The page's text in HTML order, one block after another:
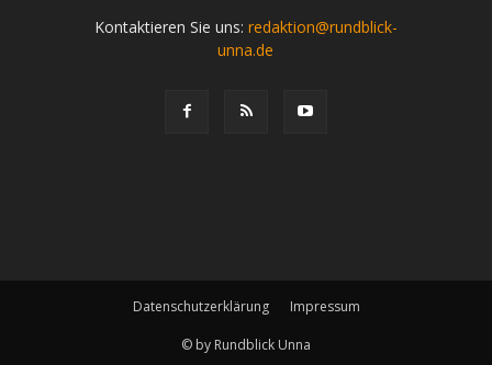
Kontaktieren Sie uns: redaktion@rundblick-
unna.de
Datenschutzerklärung Impressum
© by Rundblick Unna